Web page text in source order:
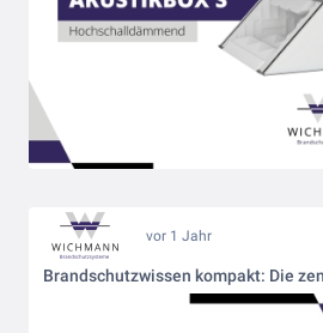
vor 1 Jahr